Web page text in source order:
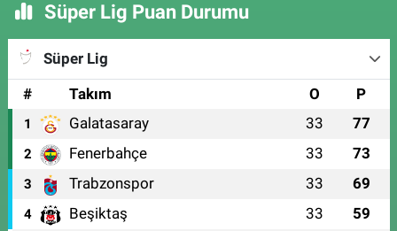
Süper Lig Puan Durumu
Süper Lig
#
Takım O P
1 Galatasaray 33 77
2 Fenerbahçe 33 73
3 Trabzonspor 33 69
4 Beşiktaş 33 59